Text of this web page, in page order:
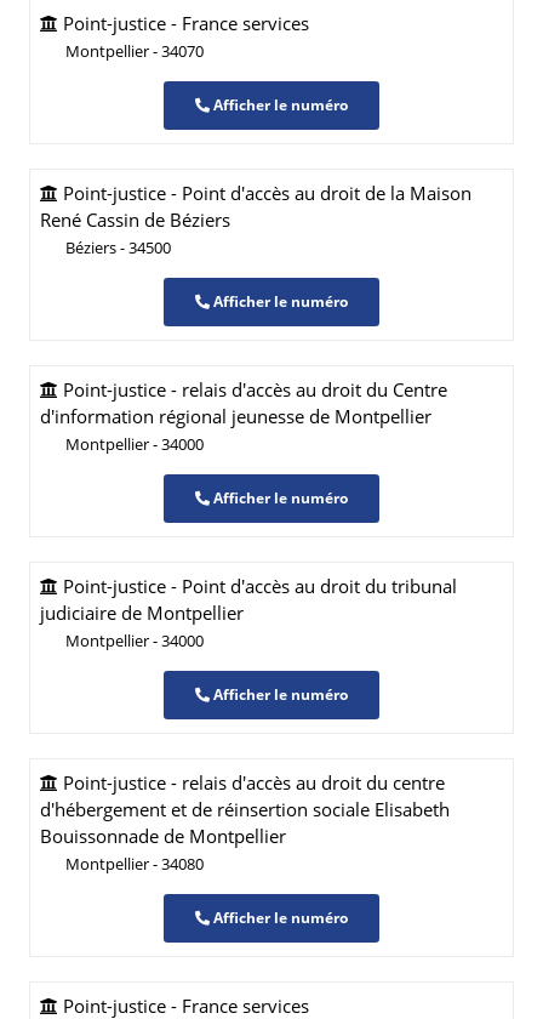
Point-justice - France services
Montpellier - 34070
Afficher le numéro
Point-justice - Point d'accès au droit de la Maison
René Cassin de Béziers
Béziers - 34500
Afficher le numéro
Point-justice - relais d'accès au droit du Centre
d'information régional jeunesse de Montpellier
Montpellier - 34000
Afficher le numéro
Point-justice - Point d'accès au droit du tribunal
judiciaire de Montpellier
Montpellier - 34000
Afficher le numéro
Point-justice - relais d'accès au droit du centre
d'hébergement et de réinsertion sociale Elisabeth
Bouissonnade de Montpellier
Montpellier - 34080
Afficher le numéro
Point-justice - France services